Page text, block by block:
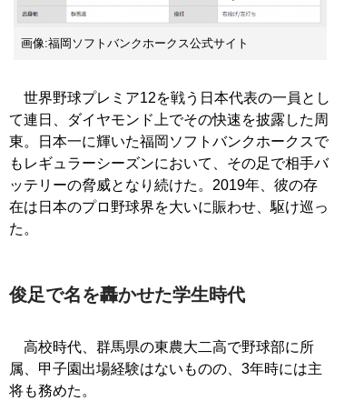
画像:福岡ソフトバンクホークス公式サイト
世界野球プレミア12を戦う日本代表の一員とし
て連日、ダイヤモンド上でその快速を披露した周
東。日本一に輝いた福岡ソフトバンクホークスで
もレギュラーシーズンにおいて、その足で相手バ
ッテリーの脅威となり続けた。2019年、彼の存
在は日本のプロ野球界を大いに賑わせ、駆け巡っ
た。
俊足で名を轟かせた学生時代
高校時代、群馬県の東農大二高で野球部に所
属、甲子園出場経験はないものの、3年時には主
将も務めた。